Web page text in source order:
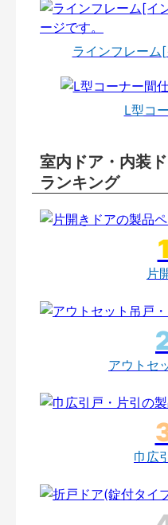
ラインフレー
L型コ
室内ドア・内装
ランキング
片
アウトセ
巾広